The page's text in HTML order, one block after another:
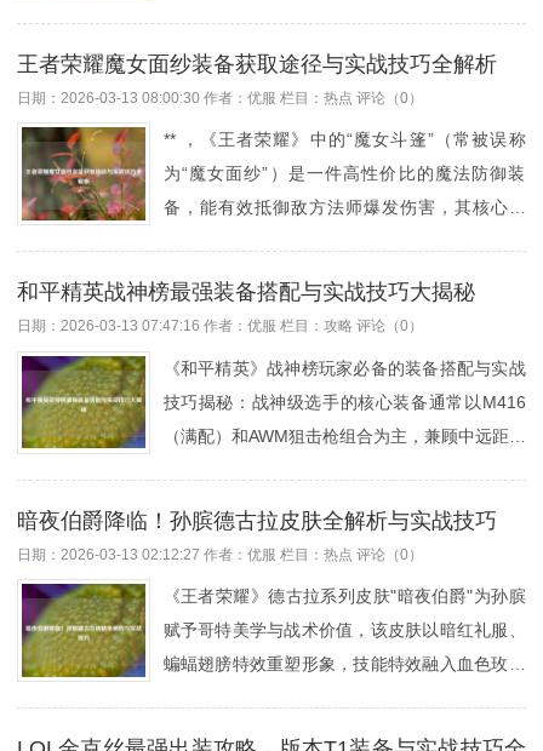
旧装备（如【神圣分离者】）的削弱可能影响英
雄强度，需及时调整出装思路，合理搭配新装备
将显著提升胜率，建议结合版本强势英雄进行练
前量，射击远距离目标时需抬高枪口以抵消重力
同枪械的后坐力与弹道特性也会影响击球角度的
选择，实战中，结合掩体利用、身法控制及枪械
配件搭配，能进一步发挥击球角度的优势，从而
在对抗中占据先机，通过反复练习与实战磨合，
玩家可逐步形成肌肉记忆，精准把控击球角度，
提升整体作战水平。在《和平精英》中，枪械射
王者荣耀魔女面纱装备获取途径与实战技巧全解析
日期：2026-03-13 08:00:30 作者：优服 栏目： 热点 评论（0）
** ，《王者荣耀》中的“魔女斗篷”（常被误称
为“魔女面纱”）是一件高性价比的魔法防御装
备，能有效抵御敌方法师爆发伤害，其核心被
单，直接在游戏对局中通过金币购买（合成路
中期针对敌方法师强势期做出，或搭配其他魔抗
装（如不死鸟之眼）提升生存能力，注意区分“魔
女斗篷”与“辉月”（主动技能装备），后者为法师
保命装，装备无分区限制，全服通用。在《王者
荣耀》中，魔女面纱是一件针对法术防御的核心
装备，尤其适合对抗敌方法师爆发伤害，许多玩
和平精英战神榜最强装备搭配与实战技巧大揭秘
日期：2026-03-13 07:47:16 作者：优服 栏目： 攻略 评论（0）
《和平精英》战神榜玩家必备的装备搭配与实战
技巧揭秘：战神级选手的核心装备通常以M416
（满配）和AWM狙击枪组合为主，兼顾中远距离
则能一击淘汰三级头敌人，副武器推荐近战强势
掷物，实战中需掌握"卡圈边推进"战术，利用地
形优势优先占据高点，同时通过听声辨位预判敌
人动向，战神玩家更注重团队配合，采用"2-2分
站"或"三一战术"分散火力点，决赛圈优先使用燃
烧瓶封锁走位，灵敏度设置建议全局垂直灵敏度
暗夜伯爵降临！孙膑德古拉皮肤全解析与实战技巧
日期：2026-03-13 02:12:27 作者：优服 栏目： 热点 评论（0）
《王者荣耀》德古拉系列皮肤"暗夜伯爵"为孙膑
赋予哥特美学与战术价值，该皮肤以暗红礼服、
蝙蝠翅膀特效重塑形象，技能特效融入血色玫瑰